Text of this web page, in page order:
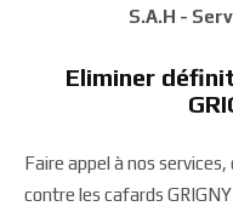
S.A.H -
Eliminer
Faire appel à nos
contre les cafards